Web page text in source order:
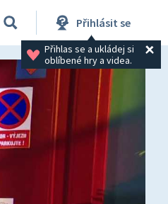
Přihlásit se
Přihlas se a ukládej si
oblíbené hry a videa.